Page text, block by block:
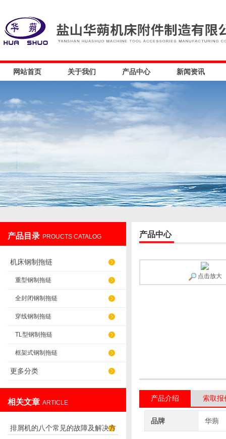
网站首页 关于我们 产品中心 新闻资讯
产品目录 PROUCTS CATALOG
机床钢制拖链
重型钢制拖链
全封闭钢制拖链
穿线钢制拖链
TL型钢制拖链
框架式钢制拖链
更多分类
相关文章 ARTICLE
排屑机的八个常见的故障及解决方
产品中心
点击放大
产品介绍 索取报
品牌 华蒴